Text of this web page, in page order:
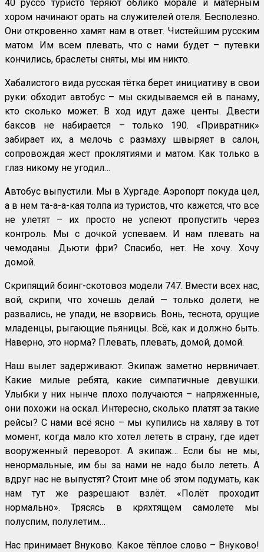
40 руссо туристо теряют облико морале и матерным
хором начинают орать на служителей отеля. Бесполезно.
Они откровенно хамят нам в ответ. Чистейшим русским
матом. Им всем плевать, что с нами будет – путевки
кончились, браслеты сняты, мы им никто.
Хабалистого вида русская тётка берет инициативу в свои
руки: обходит автобус – мы скидываемся ей в панаму,
кто сколько может. В ход идут даже центы. Двести
баксов не набирается – только 190. «Привратник»
забирает их, а мелочь с размаху швыряет в салон,
сопровождая жест проклятиями и матом. Как только в
глаз никому не угодил…
Автобус выпустили. Мы в Хургаде. Аэропорт покуда цел,
а в нем та-а-а-кая толпа из туристов, что кажется, что все
не улетят – их просто не успеют пропустить через
контроль. Мы с дочкой успеваем. И нам плевать на
чемоданы. Дьюти фри? Спасибо, нет. Не хочу. Хочу
домой.
Скрипящий боинг-скотовоз модели 747. Вмести всех нас,
вой, скрипи, что хочешь делай — только долети, не
развались, не упади, не взорвись. Вонь, теснота, орущие
младенцы, рыгающие пьяницы. Всё, как и должно быть.
Наверно, это норма? Плевать, плевать, домой, домой.
Наш вылет задерживают. Экипаж заметно нервничает.
Какие милые ребята, какие симпатичные девушки.
Улыбки у них нынче плохо получаются – напряженные,
они похожи на оскал. Интересно, сколько платят за такие
рейсы? С нами всё ясно – мы купились на халяву в тот
момент, когда мало кто хотел лететь в страну, где идет
вооруженный переворот. А экипаж… Если бы не мы,
ненормальные, им бы за нами не надо было лететь. А
вдруг нас не выпустят? Стоит мне об этом подумать, как
нам тут же разрешают взлёт. «Полёт проходит
нормально». Трясясь в кряхтящем самолете мы
полуспим, полулетим…
Нас принимает Внуково. Какое тёплое слово – Внуково!